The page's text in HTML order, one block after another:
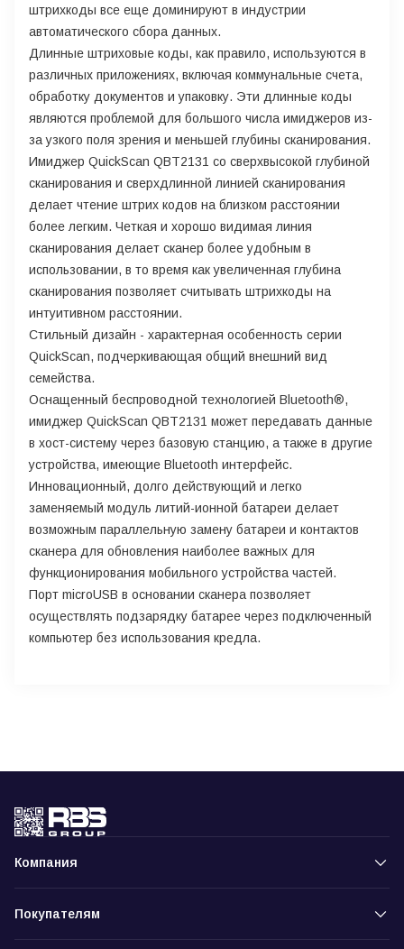
штрихкоды все еще доминируют в индустрии
автоматического сбора данных.
Длинные штриховые коды, как правило, используются в
различных приложениях, включая коммунальные счета,
обработку документов и упаковку. Эти длинные коды
являются проблемой для большого числа имиджеров из-
за узкого поля зрения и меньшей глубины сканирования.
Имиджер QuickScan QBT2131 со сверхвысокой глубиной
сканирования и сверхдлинной линией сканирования
делает чтение штрих кодов на близком расстоянии
более легким. Четкая и хорошо видимая линия
сканирования делает сканер более удобным в
использовании, в то время как увеличенная глубина
сканирования позволяет считывать штрихкоды на
интуитивном расстоянии.
Стильный дизайн - характерная особенность серии
QuickScan, подчеркивающая общий внешний вид
семейства.
Оснащенный беспроводной технологией Bluetooth®,
имиджер QuickScan QBT2131 может передавать данные
в хост-систему через базовую станцию, а также в другие
устройства, имеющие Bluetooth интерфейс.
Инновационный, долго действующий и легко
заменяемый модуль литий-ионной батареи делает
возможным параллельную замену батареи и контактов
сканера для обновления наиболее важных для
функционирования мобильного устройства частей.
Порт microUSB в основании сканера позволяет
осуществлять подзарядку батарее через подключенный
компьютер без использования кредла.
Компания
Покупателям